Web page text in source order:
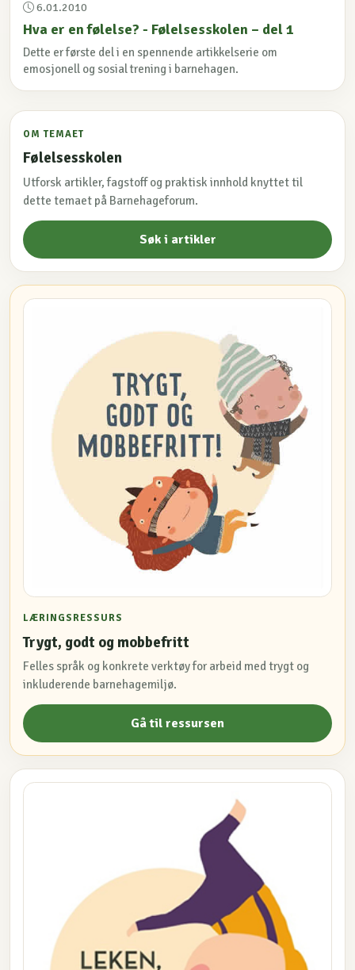
6.01.2010
Hva er en følelse? - Følelsesskolen – del 1
Dette er første del i en spennende artikkelserie om
emosjonell og sosial trening i barnehagen.
OM TEMAET
Følelsesskolen
Utforsk artikler, fagstoff og praktisk innhold knyttet til
dette temaet på Barnehageforum.
Søk i artikler
LÆRINGSRESSURS
Trygt, godt og mobbefritt
Felles språk og konkrete verktøy for arbeid med trygt og
inkluderende barnehagemiljø.
Gå til ressursen